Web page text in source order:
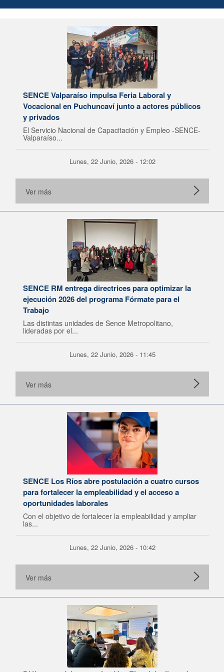
SENCE Valparaíso impulsa Feria Laboral y
Vocacional en Puchuncaví junto a actores públicos
y privados
El Servicio Nacional de Capacitación y Empleo -SENCE-
Valparaíso...
Lunes, 22 Junio, 2026 - 12:02
Ver más
SENCE RM entrega directrices para optimizar la
ejecución 2026 del programa Fórmate para el
Trabajo
Las distintas unidades de Sence Metropolitano,
lideradas por el...
Lunes, 22 Junio, 2026 - 11:45
Ver más
SENCE Los Ríos abre postulación a cuatro cursos
para fortalecer la empleabilidad y el acceso a
oportunidades laborales
Con el objetivo de fortalecer la empleabilidad y ampliar
las...
Lunes, 22 Junio, 2026 - 10:42
Ver más